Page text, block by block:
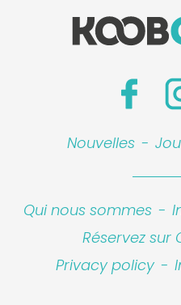
Nouvelles -
Qui nous sommes -
Réservez sur
Privacy policy -